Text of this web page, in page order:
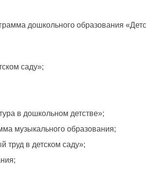
дошкольного образования
саду»;
в дошкольном детстве»;
музыкального образования;
труд в детском саду»;